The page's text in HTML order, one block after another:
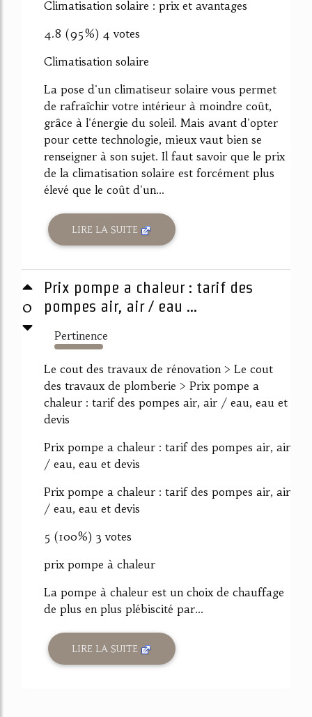
Climatisation solaire : prix et avantages
4.8 (95%) 4 votes
Climatisation solaire
La pose d'un climatiseur solaire vous permet
de rafraîchir votre intérieur à moindre coût,
grâce à l'énergie du soleil. Mais avant d'opter
pour cette technologie, mieux vaut bien se
renseigner à son sujet. Il faut savoir que le prix
de la climatisation solaire est forcément plus
élevé que le coût d'un...
LIRE LA SUITE
0
Prix pompe a chaleur : tarif des
pompes air, air / eau ...
Pertinence
3123%
Le cout des travaux de rénovation > Le cout
des travaux de plomberie > Prix pompe a
chaleur : tarif des pompes air, air / eau, eau et
devis
Prix pompe a chaleur : tarif des pompes air, air
/ eau, eau et devis
Prix pompe a chaleur : tarif des pompes air, air
/ eau, eau et devis
5 (100%) 3 votes
prix pompe à chaleur
La pompe à chaleur est un choix de chauffage
de plus en plus plébiscité par...
LIRE LA SUITE